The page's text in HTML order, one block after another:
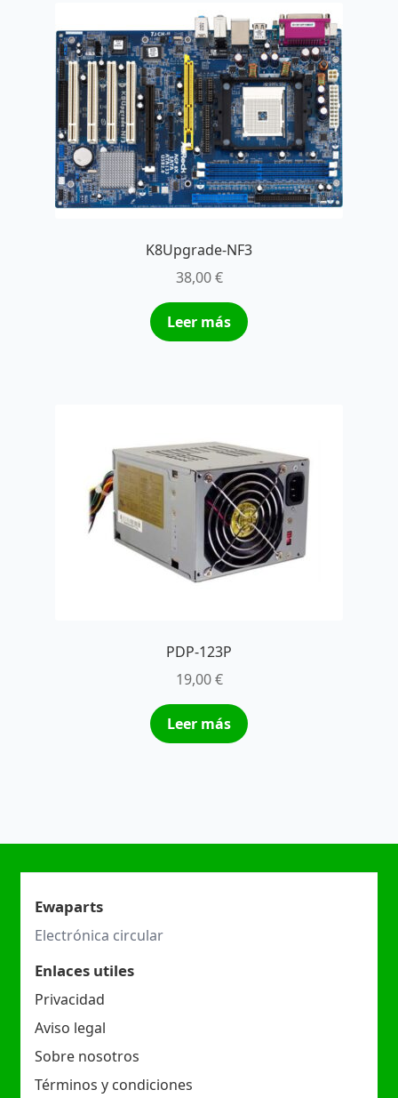
K8Upgrade-NF3
38,00€
Leer más
PDP-123P
19,00€
Leer más
Ewaparts
Electrónica circular
Enlaces utiles
Privacidad
Aviso legal
Sobre nosotros
Términos y condiciones